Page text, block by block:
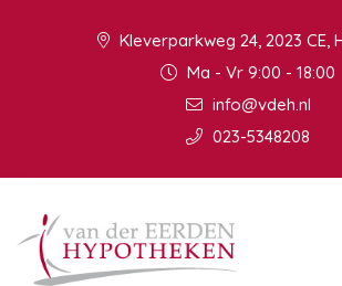
Kleverparkweg 24, 2023 CE,
Ma - Vr 9:00 - 18:00
info@vdeh.nl
023-5348208